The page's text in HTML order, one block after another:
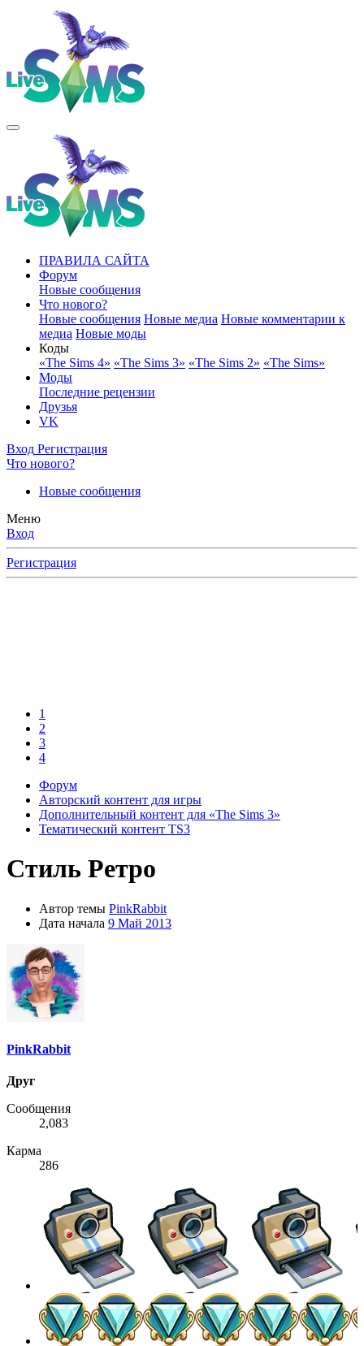
ПРАВИЛА САЙТА
Форум
Новые сообщения
Что нового?
Новые сообщения Новые медиа Новые комментарии к
медиа Новые моды
Коды
«The Sims 4» «The Sims 3» «The Sims 2» «The Sims»
Моды
Последние рецензии
Друзья
VK
Вход Регистрация
Что нового?
Новые сообщения
Меню
Вход
Регистрация
1
2
3
4
Форум
Авторский контент для игры
Дополнительный контент для «The Sims 3»
Тематический контент TS3
Стиль Ретро
Автор темы PinkRabbit
Дата начала 9 Май 2013
PinkRabbit
Друг
Сообщения
2,083
Карма
286